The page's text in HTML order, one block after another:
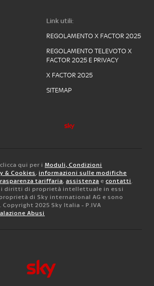
Link utili:
REGOLAMENTO X FACTOR 2025
REGOLAMENTO TELEVOTO X
FACTOR 2025 E PRIVACY
X FACTOR 2025
SITEMAP
qui per i Moduli, Condizioni
& Cookies, informazioni sulle modifiche
tariffaria, assistenza e contatti.
i diritti di proprietà intellettuale in essi
di Sky international AG e sono
2025 Sky Italia - P.IVA
Abusi